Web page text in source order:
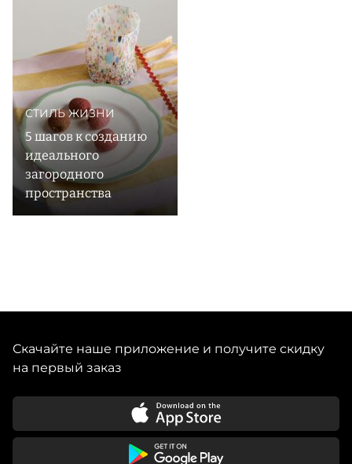
приглашает в путешествие по необъятной вселенной
журналов и книг. В New Mags вы найдете
литературные сокровища на самые разные темы: от
высокой моды до кулинарии. При этом каждое
издание отличается не только ценным содержанием,
СТИЛЬ ЖИЗНИ
5 шагов к созданию
идеального
загородного
пространства
Скачайте наше приложение и получите скидку
на первый заказ